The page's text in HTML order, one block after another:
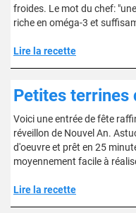
froides. Le mot du chef:
riche en oméga-3 et
Lire la recette
Petites terrines
Voici une entrée de fête
réveillon de Nouvel An.
d'oeuvre et prêt en 25
moyennement facile à
Lire la recette